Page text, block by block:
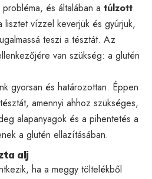
és általában a túlzott
lisztet vízzel keverjük és gyúrjuk,
teszi a tésztát. Az
van szükség: a glutén
gyorsan és határozottan. Éppen
amennyi ahhoz szükséges,
alapanyagok és a pihentetés a
a glutén ellazításában.
alj
ha a meggy töltelékből